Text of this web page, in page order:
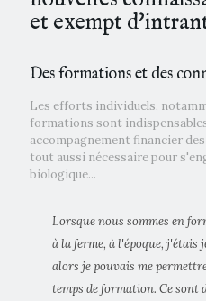
et exempt
Des formations et des
Les efforts individuels,
formations sont
accompagnement financier
tout aussi nécessaire pour
biologique...
Lorsque nous sommes en
à la ferme, à l'époque, j'étais
alors je pouvais me
temps de formation. Ce sont